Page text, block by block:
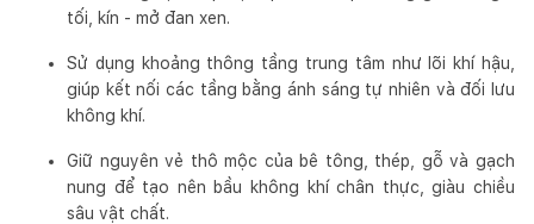
tối, kín - mở đan xen.
Sử dụng khoảng thông tầng trung tâm như lõi khí hậu,
giúp kết nối các tầng bằng ánh sáng tự nhiên và đối lưu
không khí.
Giữ nguyên vẻ thô mộc của bê tông, thép, gỗ và gạch
nung để tạo nên bầu không khí chân thực, giàu chiều
sâu vật chất.